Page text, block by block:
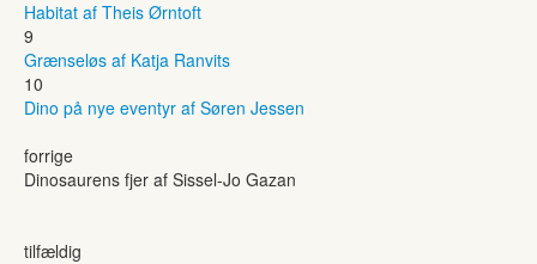
Habitat af Theis Ørntoft
9
Grænseløs af Katja Ranvits
10
Dino på nye eventyr af Søren Jessen
forrige
Dinosaurens fjer af Sissel-Jo Gazan
tilfældig